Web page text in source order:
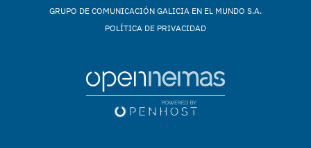
GRUPO DE COMUNICACIÓN GALICIA EN EL MUNDO S.A.
POLÍTICA DE PRIVACIDAD